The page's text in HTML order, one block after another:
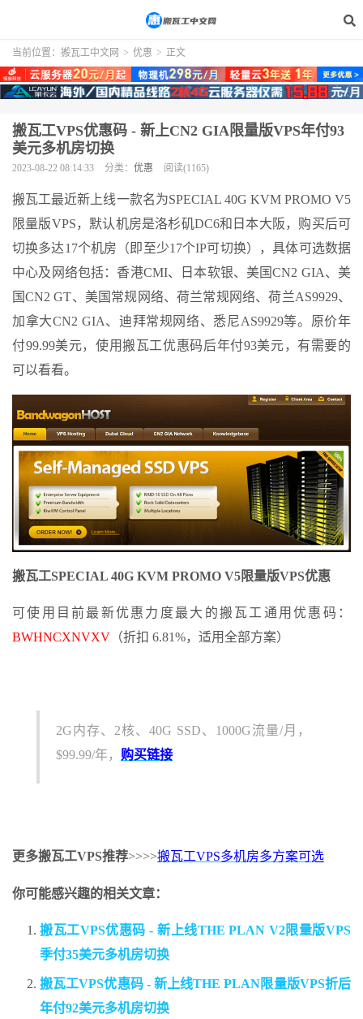
当前位置： 搬瓦工中文网 > 优惠 > 正文
搬瓦工VPS优惠码 - 新上CN2 GIA限量版VPS年付93
美元多机房切换
2023-08-22 08:14:33 分类： 优惠 阅读(1165)
搬瓦工最近新上线一款名为SPECIAL 40G KVM PROMO V5
限量版VPS，默认机房是洛杉矶DC6和日本大阪，购买后可
切换多达17个机房（即至少17个IP可切换），具体可选数据
中心及网络包括：香港CMI、日本软银、美国CN2 GIA、美
国CN2 GT、美国常规网络、荷兰常规网络、荷兰AS9929、
加拿大CN2 GIA、迪拜常规网络、悉尼AS9929等。原价年
付99.99美元，使用搬瓦工优惠码后年付93美元，有需要的
可以看看。
搬瓦工SPECIAL 40G KVM PROMO V5限量版VPS优惠
可使用目前最新优惠力度最大的搬瓦工通用优惠码：
BWHNCXNVXV （折扣 6.81%，适用全部方案）
2G内存、2核、40G SSD、1000G流量/月，
$99.99/年， 购买链接
更多搬瓦工VPS推荐>>>>搬瓦工VPS多机房多方案可选
你可能感兴趣的相关文章：
搬瓦工VPS优惠码 - 新上线THE PLAN V2限量版VPS
季付35美元多机房切换
搬瓦工VPS优惠码 - 新上线THE PLAN限量版VPS折后
年付92美元多机房切换